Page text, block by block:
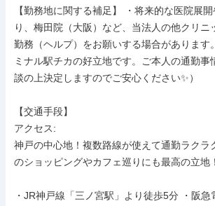
【勤務地に関する補足】 ・将来的な医院展
り、梅田院（大阪）など、当法人の他クリニ
勤務（ヘルプ）をお願いする場合がありま
ミナル駅チカの好立地です。ご本人の通勤事
談の上決定しますのでご安心ください✨）
【交通手段】
アクセス:
神戸の中心地！複数路線が使えて通勤ラクラ
のショッピングやカフェ巡りにも最高の立地！
・JR神戸線「三ノ宮駅」より徒歩5分 ・阪